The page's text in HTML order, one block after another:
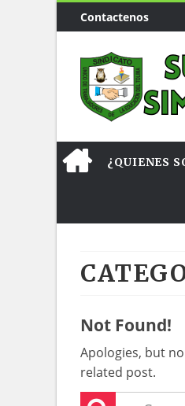
Contactenos
¿QUIENES
Not Found!
Apologies, but
related post.